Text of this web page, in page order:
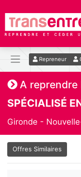
Repreneur
A reprendre
SPÉCIALISÉ
Gironde -
Offres Similaires